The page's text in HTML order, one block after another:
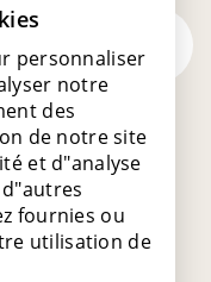
ENGLISH
FRENCH
SPANISH
personnaliser
notre
des
de notre site
et d"analyse
fournies ou
utilisation de